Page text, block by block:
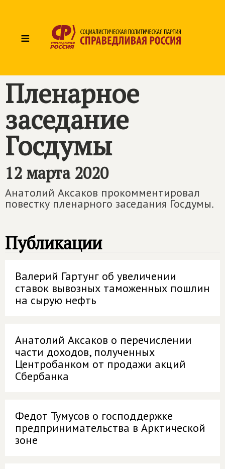
≡
Пленарное
заседание
Госдумы
12 марта 2020
Анатолий Аксаков прокомментировал
повестку пленарного заседания Госдумы.
Публикации
Валерий Гартунг об увеличении
ставок вывозных таможенных пошлин
на сырую нефть
Анатолий Аксаков о перечислении
части доходов, полученных
Центробанком от продажи акций
Сбербанка
Федот Тумусов о господдержке
предпринимательства в Арктической
зоне